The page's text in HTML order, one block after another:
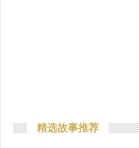
精选故事推荐